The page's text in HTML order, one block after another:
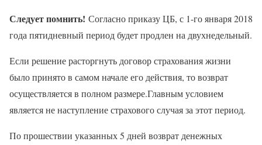
Следует помнить! Согласно приказу ЦБ, с 1-го января 2018
года пятидневный период будет продлен на двухнедельный.
Если решение расторгнуть договор страхования жизни
было принято в самом начале его действия, то возврат
осуществляется в полном размере.Главным условием
является не наступление страхового случая за этот период.
По прошествии указанных 5 дней возврат денежных